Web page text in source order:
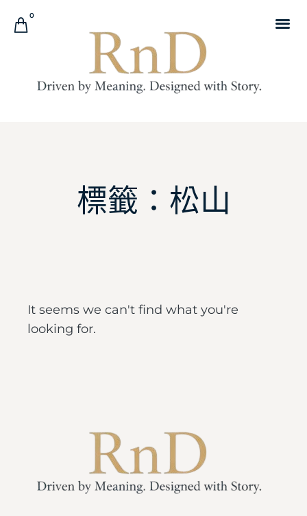
0
標籤：松山
It seems we can't find what you're
looking for.